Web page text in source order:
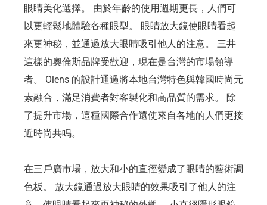
眼睛美化選擇。 由於年齡的使用週期更長，人們可
以更輕鬆地體驗各種眼型。 眼睛放大鏡使眼睛看起
來更神秘，並通過放大眼睛吸引他人的注意。 三井
這樣的奧倫斯品牌受歡迎，現在是台灣的市場領導
者。 Olens 的設計通過將本地台灣特色與韓國時尚元
素融合，滿足消費者對客製化和高品質的需求。 除
了提升市場，這種國際合作還使來自各地的人們更接
近時尚共鳴。
在三戶廣市場，放大和小的直徑變成了眼睛的藝術調
色板。 放大鏡通過放大眼睛的效果吸引了他人的注